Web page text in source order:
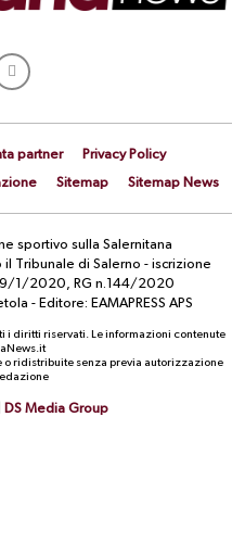
partner
Privacy Policy
Sitemap Sitemap News
sportivo sulla Salernitana
Tribunale di Salerno - iscrizione
1/2020, RG n.144/2020
- Editore: EAMAPRESS APS
diritti riservati. Le informazioni contenute
o ridistribuite senza previa autorizzazione
DS Media Group